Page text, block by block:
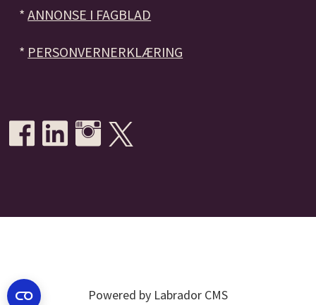
*ANNONSE I FAGBLAD
* PERSONVERNERKLÆRING
Powered by Labrador CMS